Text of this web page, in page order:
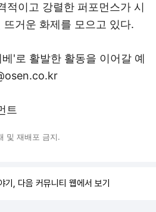
적이고 강렬한 퍼포먼스가 시
거운 화제를 모으고 있다.
'로 활발한 활동을 이어갈 예
트
및 재배포 금지.
기, 다음 커뮤니티 웹에서 보기